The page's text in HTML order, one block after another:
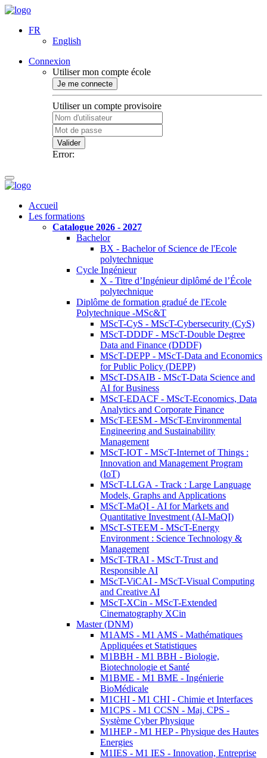
FR
English
Connexion
Utiliser mon compte école
Je me connecte
Utiliser un compte provisoire
Valider
Error:
Accueil
Les formations
Catalogue 2026 - 2027
Bachelor
BX - Bachelor of Science de l'Ecole
polytechnique
Cycle Ingénieur
X - Titre d’Ingénieur diplômé de l’École
polytechnique
Diplôme de formation gradué de l'Ecole
Polytechnique -MSc&T
MScT-CyS - MScT-Cybersecurity (CyS)
MScT-DDDF - MScT-Double Degree
Data and Finance (DDDF)
MScT-DEPP - MScT-Data and Economics
for Public Policy (DEPP)
MScT-DSAIB - MScT-Data Science and
AI for Business
MScT-EDACF - MScT-Economics, Data
Analytics and Corporate Finance
MScT-EESM - MScT-Environmental
Engineering and Sustainability
Management
MScT-IOT - MScT-Internet of Things :
Innovation and Management Program
(IoT)
MScT-LLGA - Track : Large Language
Models, Graphs and Applications
MScT-MaQI - AI for Markets and
Quantitative Investment (AI-MaQI)
MScT-STEEM - MScT-Energy
Environment : Science Technology &
Management
MScT-TRAI - MScT-Trust and
Responsible AI
MScT-ViCAI - MScT-Visual Computing
and Creative AI
MScT-XCin - MScT-Extended
Cinematography XCin
Master (DNM)
M1AMS - M1 AMS - Mathématiques
Appliquées et Statistiques
M1BBH - M1 BBH - Biologie,
Biotechnologie et Santé
M1BME - M1 BME - Ingénierie
BioMédicale
M1CHI - M1 CHI - Chimie et Interfaces
M1CPS - M1 CCSN - Maj. CPS -
Système Cyber Physique
M1HEP - M1 HEP - Physique des Hautes
Energies
M1IES - M1 IES - Innovation, Entreprise